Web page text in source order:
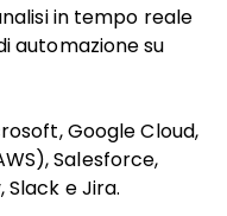
in tempo reale
automazione su
Google Cloud,
Salesforce,
Slack e Jira.